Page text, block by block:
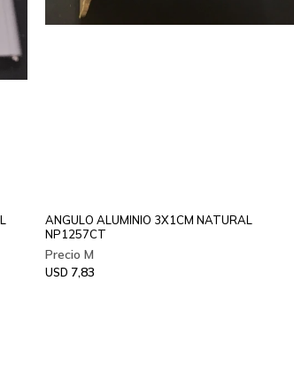
ANGULO ALUMINIO 3X1CM NATURAL
NP1257CT
USD 7,83